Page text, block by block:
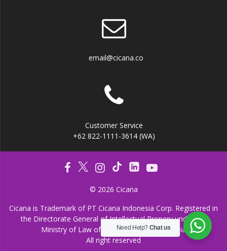
email@cicana.co
Customer Service
+62 822-1111-3614 (WA)
© 2026 Cicana
Cicana is Trademark of PT Cicana Indonesia Corp. Registered in
the Directorate General of Intellectual Propery under the
Ministry of Law of the Republic of Indonesia
All right reserved
Need Help? Chat us